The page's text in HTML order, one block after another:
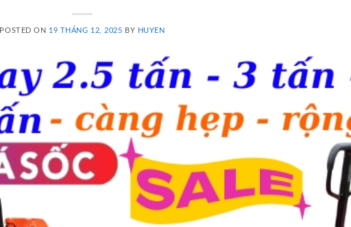
POSTED ON 19 THÁNG 12, 2025 BY HUYEN